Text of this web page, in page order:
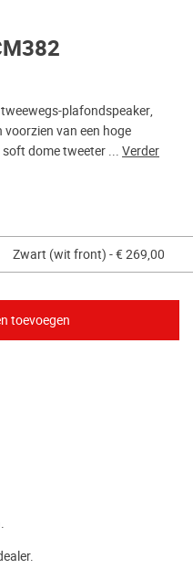
plafondspeaker,
van een hoge
dome tweeter ... Verder
Zwart (wit front) - € 269,00